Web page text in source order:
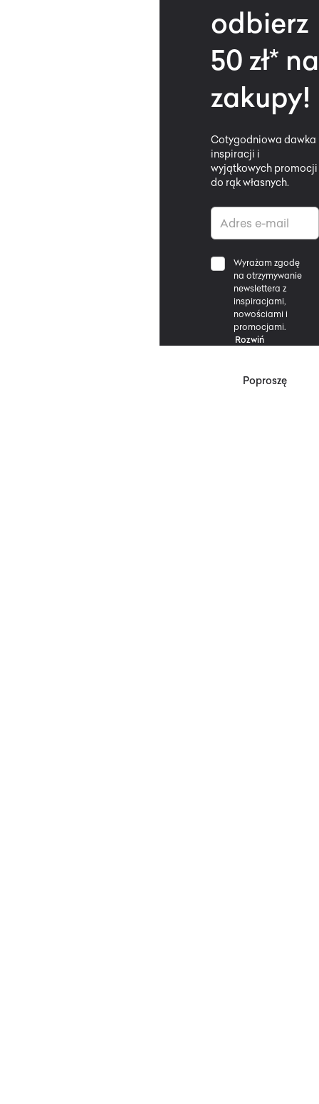
odbierz
50 zł* na
zakupy!
Cotygodniowa dawka
inspiracji i
wyjątkowych promocji
do rąk własnych.
Wyrażam zgodę
na otrzymywanie
newslettera z
inspiracjami,
nowościami i
promocjami.
Rozwiń
Poproszę